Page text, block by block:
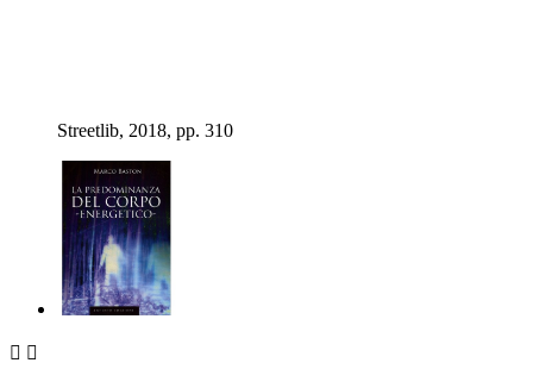
Streetlib, 2018, pp. 310
 